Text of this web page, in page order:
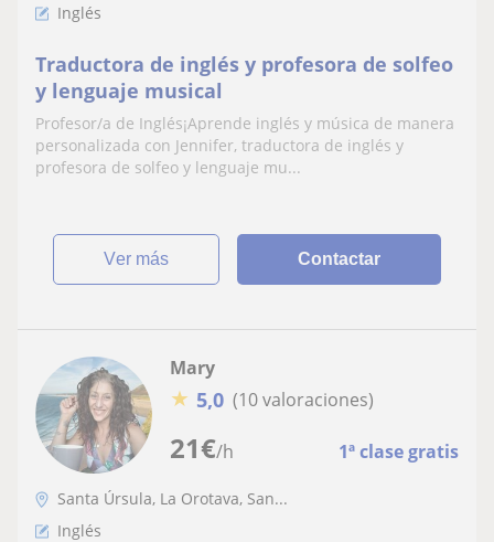
Inglés
Traductora de inglés y profesora de solfeo
y lenguaje musical
Profesor/a de Inglés¡Aprende inglés y música de manera
personalizada con Jennifer, traductora de inglés y
profesora de solfeo y lenguaje mu...
ver más Contactar
21€/h 1ª clase gratis
Mary
★ 5,0 (10 valoraciones)
Santa Úrsula, La Orotava, San...
Inglés